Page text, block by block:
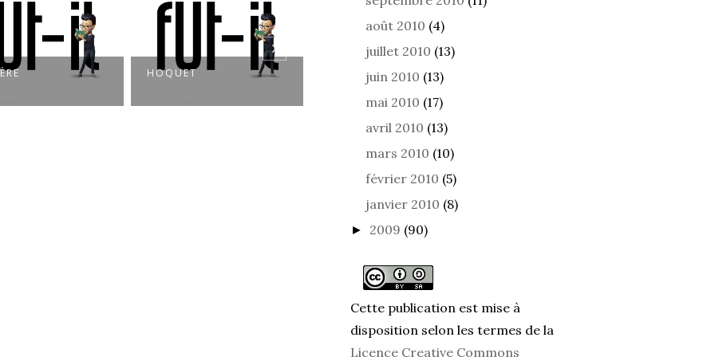
MAMÉ AU CORPS QUI
FLEMME
août 2010 (4)
juillet 2010 (13)
juin 2010 (13)
mai 2010 (17)
avril 2010 (13)
mars 2010 (10)
février 2010 (5)
janvier 2010 (8)
► 2009 (90)
Cette publication est mise à
disposition selon les termes de la
Licence Creative Commons